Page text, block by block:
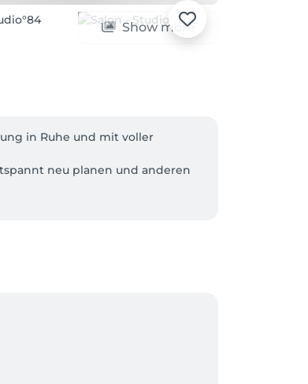
Show more
in Ruhe und mit voller
neu planen und anderen
✨